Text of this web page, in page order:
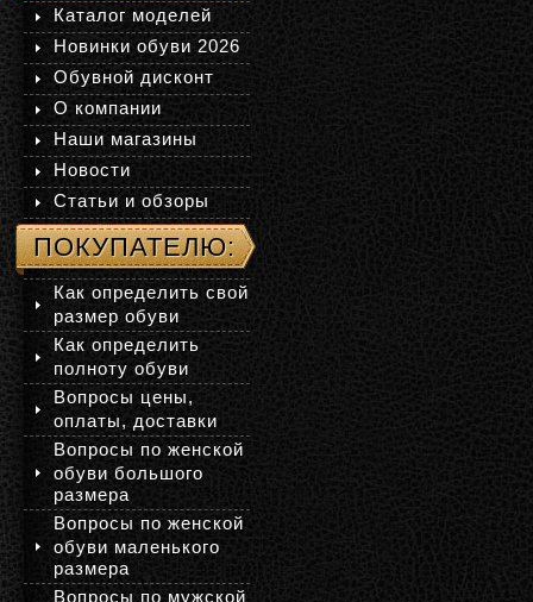
Каталог моделей
Новинки обуви 2026
Обувной дисконт
О компании
Наши магазины
Новости
Статьи и обзоры
ПОКУПАТЕЛЮ:
Как определить свой
размер обуви
Как определить
полноту обуви
Вопросы цены,
оплаты, доставки
Вопросы по женской
обуви большого
размера
Вопросы по женской
обуви маленького
размера
Вопросы по мужской